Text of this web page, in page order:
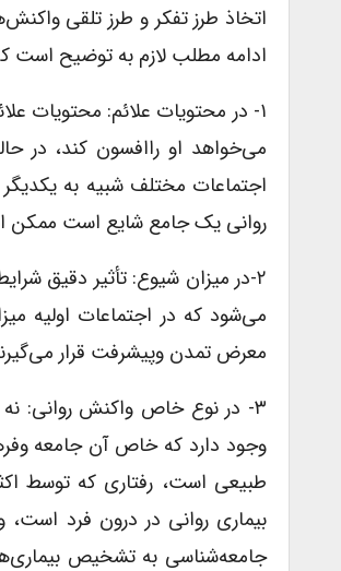
اتخاذ طرز تفکر و طرز تلقی
ادامه مطلب لازم به توضیح است
۱- در محتویات علائم: محتویات
می‌خواهد او راافسون کند، در
اجتماعات مختلف شبیه به
روانی یک جامع شایع است ممکن
۲-در میزان شیوع: تأثیر دقیق
می‌شود که در اجتماعات اولیه
معرض تمدن وپیشرفت قرار
۳- در نوع خاص واکنش روانی:
وجود دارد که خاص آن جامعه
طبیعی است، رفتاری که توسط
بیماری روانی در درون فرد است،
جامعه‌شناسی به تشخیص